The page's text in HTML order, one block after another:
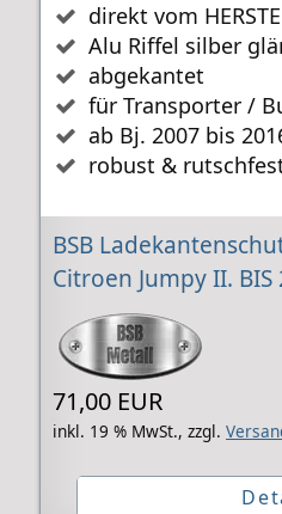
direkt vom
Alu Riffel silber
abgekantet
für Transporter /
ab Bj. 2007 bis
robust &
BSB
Citroen Jumpy II.
71,00 EUR
inkl. 19 % MwSt., zzgl.